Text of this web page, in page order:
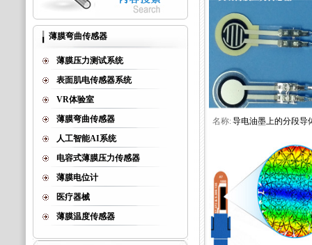
薄膜弯曲传感器
薄膜压力测试系统
表面肌电传感器系统
VR体验室
薄膜弯曲传感器
人工智能AI系统
电容式薄膜压力传感器
薄膜电位计
医疗器械
薄膜温度传感器
名称:导电油墨上的分段导